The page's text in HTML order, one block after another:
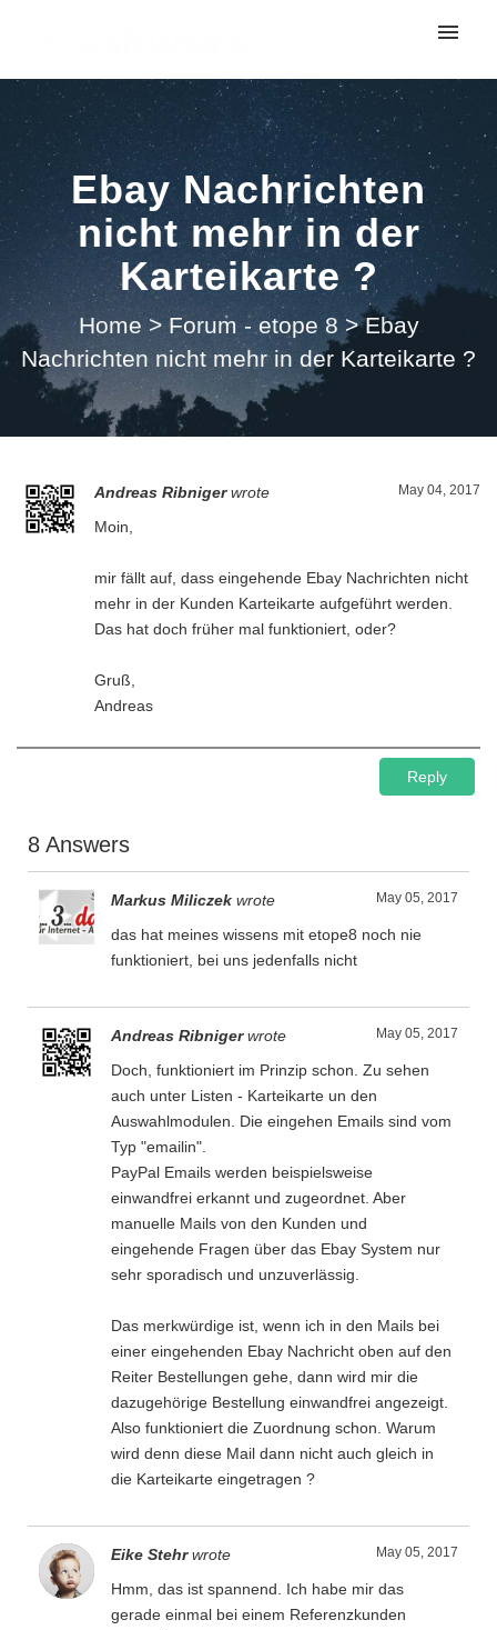
My tickets
Submit ticket
Ebay Nachrichten
nicht mehr in der
Karteikarte ?
Home > Forum - etope 8 > Ebay
Nachrichten nicht mehr in der Karteikarte ?
May 04, 2017
Andreas Ribniger wrote
Moin,
mir fällt auf, dass eingehende Ebay Nachrichten nicht
mehr in der Kunden Karteikarte aufgeführt werden.
Das hat doch früher mal funktioniert, oder?
Gruß,
Andreas
Reply
8 Answers
May 05, 2017
Markus Miliczek wrote
das hat meines wissens mit etope8 noch nie
funktioniert, bei uns jedenfalls nicht
May 05, 2017
Andreas Ribniger wrote
Doch, funktioniert im Prinzip schon. Zu sehen
auch unter Listen - Karteikarte un den
Auswahlmodulen. Die eingehen Emails sind vom
Typ "emailin".
PayPal Emails werden beispielsweise
einwandfrei erkannt und zugeordnet. Aber
manuelle Mails von den Kunden und
eingehende Fragen über das Ebay System nur
sehr sporadisch und unzuverlässig.
Das merkwürdige ist, wenn ich in den Mails bei
einer eingehenden Ebay Nachricht oben auf den
Reiter Bestellungen gehe, dann wird mir die
dazugehörige Bestellung einwandfrei angezeigt.
Also funktioniert die Zuordnung schon. Warum
wird denn diese Mail dann nicht auch gleich in
die Karteikarte eingetragen ?
May 05, 2017
Eike Stehr wrote
Hmm, das ist spannend. Ich habe mir das
gerade einmal bei einem Referenzkunden